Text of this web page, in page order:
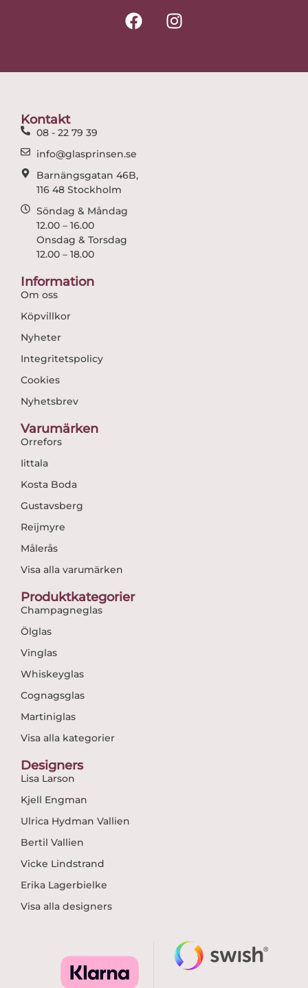
F
a
I
n
Kontakt
08 - 22 79 39
info@glasprinsen.se
Barnängsgatan 46B,
116 48 Stockholm
Söndag & Måndag
12.00 – 16.00
Onsdag & Torsdag
12.00 – 18.00
Information
Om oss
Köpvillkor
Nyheter
Integritetspolicy
Cookies
Nyhetsbrev
Varumärken
Orrefors
Iittala
Kosta Boda
Gustavsberg
Reijmyre
Målerås
Visa alla varumärken
Produktkategorier
Champagneglas
Ölglas
Vinglas
Whiskeyglas
Cognagsglas
Martiniglas
Visa alla kategorier
Designers
Lisa Larson
Kjell Engman
Ulrica Hydman Vallien
Bertil Vallien
Vicke Lindstrand
Erika Lagerbielke
Visa alla designers